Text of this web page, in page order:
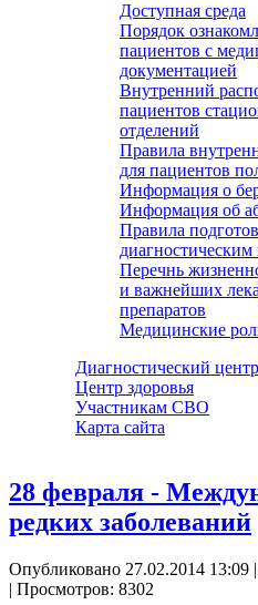
Доступная среда
Порядок
пациентов с
документацией
Внутренний
пациентов
отделений
Правила
для пациентов
Информация о
Информация об
Правила
Перечнь
и важнейших
препаратов
Медицинские
Диагностический центр
Центр здоровья
Участникам СВО
Карта сайта
28 февраля -
редких заболеваний
Опубликовано 27.02.2014 13:09 |
| Просмотров: 8302